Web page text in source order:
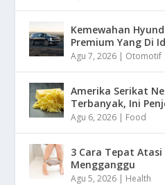
Kemewahan
Premium Yang Di
Agu 7, 2026 | Otomotif
Amerika Serikat
Terbanyak, Ini
Agu 6, 2026 | Food
3 Cara Tepat
Mengganggu
Agu 5, 2026 | Health